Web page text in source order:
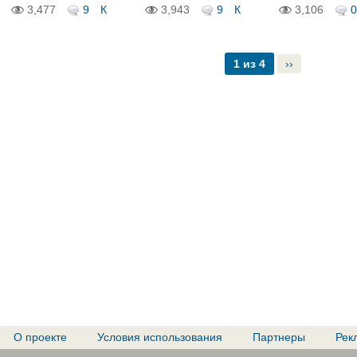
пенсионер...
3,477 9 К
3,943
9 К
3,106
0
1 из 4 ››
О проекте Условия использования Партнеры